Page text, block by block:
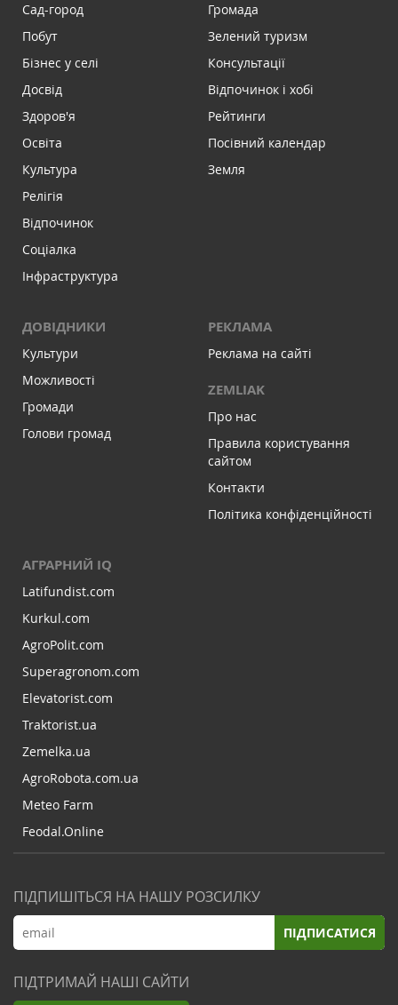
Сад-город
Побут
Бізнес у селі
Досвід
Здоров'я
Освіта
Культура
Релігія
Відпочинок
Соціалка
Інфраструктура
Громада
Зелений туризм
Консультації
Відпочинок і хобі
Рейтинги
Посівний календар
Земля
ДОВІДНИКИ
Культури
Можливості
Громади
Голови громад
РЕКЛАМА
Реклама на сайті
ZEMLIAK
Про нас
Правила користування
сайтом
Контакти
Політика конфіденційності
АГРАРНИЙ IQ
Latifundist.com
Kurkul.com
AgroPolit.com
Superagronom.com
Elevatorist.com
Traktorist.ua
Zemelka.ua
AgroRobota.com.ua
Meteo Farm
Feodal.Online
ПІДПИШІТЬСЯ НА НАШУ РОЗСИЛКУ
ПІДПИСАТИСЯ
ПІДТРИМАЙ НАШІ САЙТИ